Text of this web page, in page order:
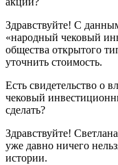
Здравствуйте! С
«народный чековый
общества открытого
уточнить стоимость.
Есть свидетельство
чековый
сделать?
Здравствуйте!
уже давно ничего
истории.